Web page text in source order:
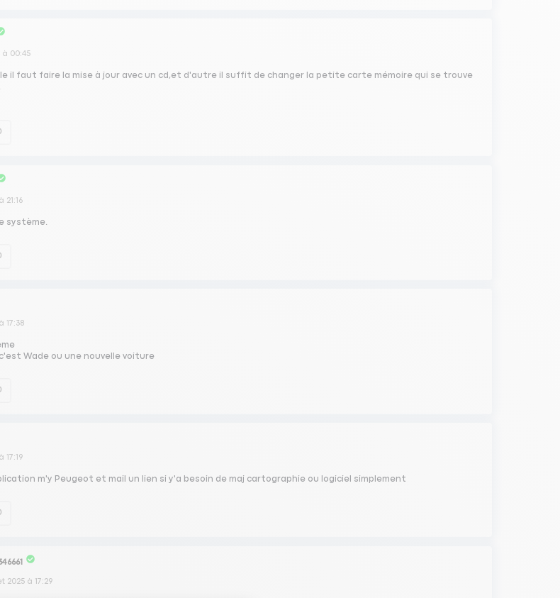
à 00:45
il faut faire la mise à jour avec un cd,et d'autre il suffit de changer la petite carte mémoire qui se trouve
à 21:16
système.
à 17:38
Wade ou une nouvelle voiture
à 17:19
m'y Peugeot et mail un lien si y'a besoin de maj cartographie ou logiciel simplement
2025 à 17:29